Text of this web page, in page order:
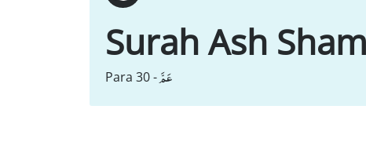
Surah Ash
Para 30 -عَمَّ